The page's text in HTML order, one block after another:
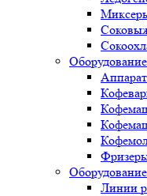
Линии